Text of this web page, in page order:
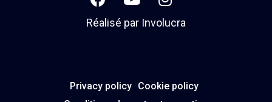
Réalisé par Involucra
Privacy policy Cookie policy